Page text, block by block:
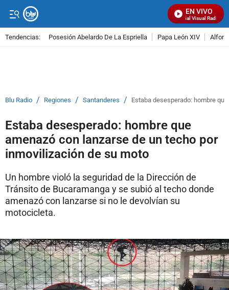
EN VIVO
Señal Visual Radio
Tendencias: Posesión Abelardo De La Espriella Papa León XIV
Blu Radio / Regiones / Santanderes / Estaba desesperado: hombre
Estaba desesperado: hombre que
amenazó con lanzarse de un techo por
inmovilización de su moto
Un hombre violó la seguridad de la Dirección de
Tránsito de Bucaramanga y se subió al techo donde
amenazó con lanzarse si no le devolvían su
motocicleta.